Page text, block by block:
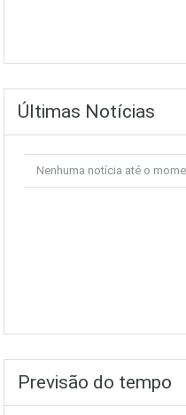
Últimas Notícias
Nenhuma notícia até o
Previsão do tempo